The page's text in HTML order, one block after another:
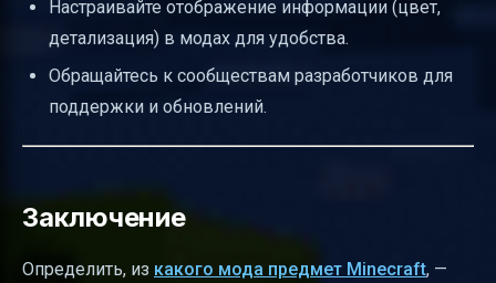
Настраивайте отображение информации (цвет,
детализация) в модах для удобства.
Обращайтесь к сообществам разработчиков для
поддержки и обновлений.
Заключение
Определить, из какого мода предмет Minecraft, —